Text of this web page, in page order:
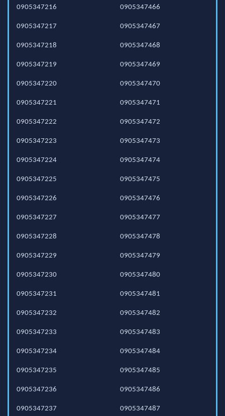
0905347216
0905347217
0905347218
0905347219
0905347220
0905347221
0905347222
0905347223
0905347224
0905347225
0905347226
0905347227
0905347228
0905347229
0905347230
0905347231
0905347232
0905347233
0905347234
0905347235
0905347236
0905347237
0905347466
0905347467
0905347468
0905347469
0905347470
0905347471
0905347472
0905347473
0905347474
0905347475
0905347476
0905347477
0905347478
0905347479
0905347480
0905347481
0905347482
0905347483
0905347484
0905347485
0905347486
0905347487